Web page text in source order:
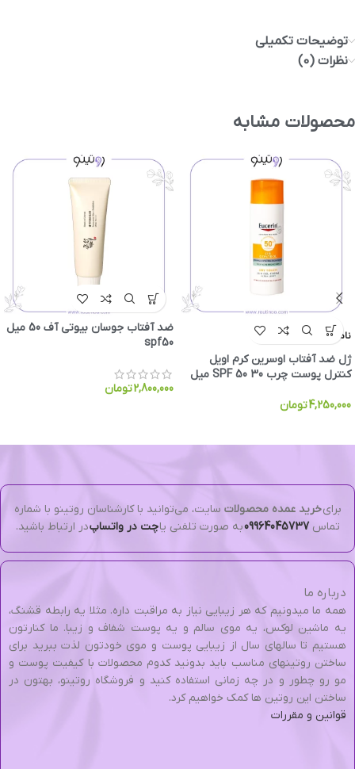
توضیحات تکمیلی
نظرات (0)
محصولات مشابه
ناموجود
ژل ضد آفتاب اوسرین کرم اویل
کنترل پوست چرب SPF 50 30 میل
4,250,000تومان
ضد آفتاب جوسان بیوتی آف 50 میل
spf50
2,800,000تومان
برایخرید عمده محصولات سایت، می‌توانید با کارشناسان روتینو با شماره
تماس09964045737به صورت تلفنی یاچت در واتساپدر ارتباط باشید.
درباره ما
همه ما میدونیم که هر زیبایی نیاز به مراقبت داره. مثلا یه رابطه قشنگ،
یه ماشین لوکس، یه موی سالم و یه پوست شفاف و زیبا. ما کنارتون
هستیم تا سالهای سال از زیبایی پوست و موی خودتون لذت ببرید برای
ساختن روتینهای مناسب باید بدونید کدوم محصولات با کیفیت پوست و
مو رو چطور و در چه زمانی استفاده کنید و فروشگاه روتینو، بهتون در
ساختن این روتین ها کمک خواهیم کرد.
قوانین و مقررات